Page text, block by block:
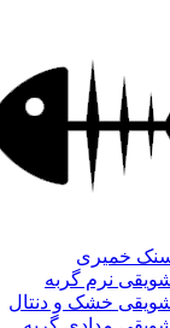
خمیری
نرم گربه
خشک و دنتال